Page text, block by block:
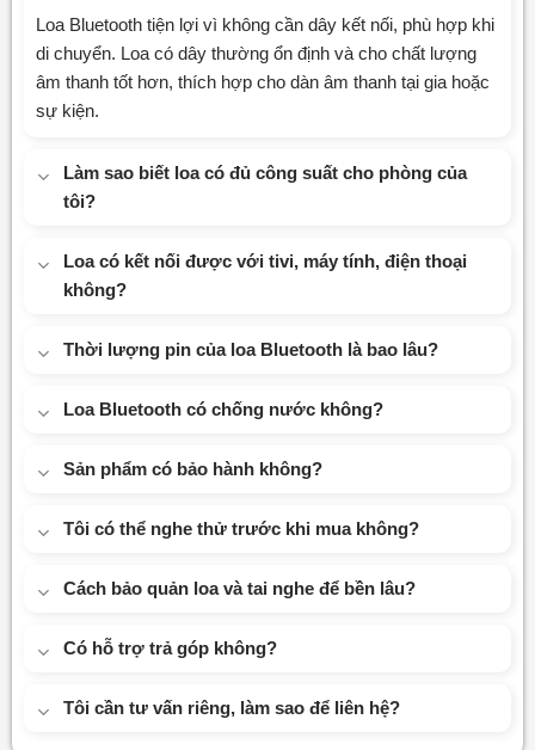
Loa Bluetooth tiện lợi vì không cần dây kết nối, phù hợp khi
di chuyển. Loa có dây thường ổn định và cho chất lượng
âm thanh tốt hơn, thích hợp cho dàn âm thanh tại gia hoặc
sự kiện.
Làm sao biết loa có đủ công suất cho phòng của
tôi?
Loa có kết nối được với tivi, máy tính, điện thoại
không?
Thời lượng pin của loa Bluetooth là bao lâu?
Loa Bluetooth có chống nước không?
Sản phẩm có bảo hành không?
Tôi có thể nghe thử trước khi mua không?
Cách bảo quản loa và tai nghe để bền lâu?
Có hỗ trợ trả góp không?
Tôi cần tư vấn riêng, làm sao để liên hệ?